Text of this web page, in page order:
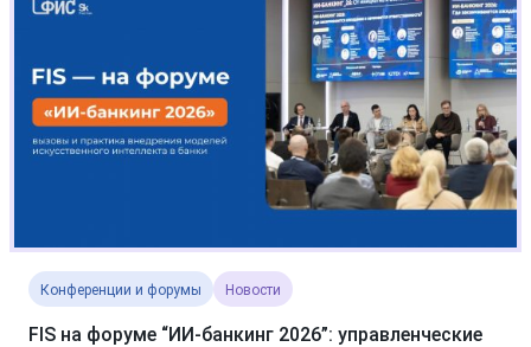
Конференции и форумы Новости
FIS на форуме “ИИ-банкинг 2026”: управленческие